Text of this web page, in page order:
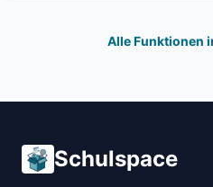
Alle Funktionen
Schulspace